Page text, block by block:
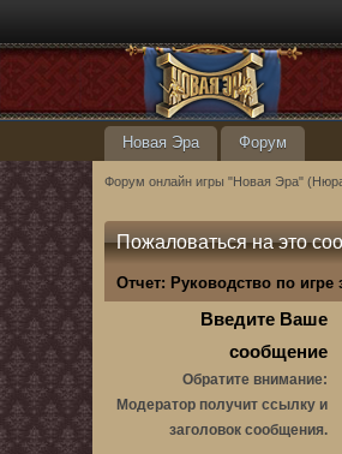
Новая Эра Форум
Форум онлайн игры "Новая Эра"
Пожаловаться на это
Отчет: Руководство по игре
Введите Ваше
сообщение
Обратите внимание:
Модератор получит ссылку и
заголовок сообщения.